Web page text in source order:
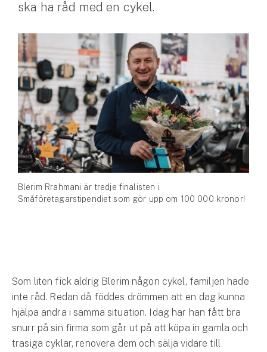
Märkesförsäkringar
Båt
Båtförsäkring
Märkesförsäkringar
Vattenskoterförsäkring
Sportfiskarna
Djur
Kattförsäkring
Djurförsäkring
Hem & hus
Blerim Rrahmani är tredje finalisten i
Småföretagarstipendiet som gör upp om 100 000 kronor!
ska ha råd med en cykel.
Som liten fick aldrig Blerim någon cykel, familjen hade
inte råd. Redan då föddes drömmen att en dag kunna
hjälpa andra i samma situation. Idag har han fått bra
snurr på sin firma som går ut på att köpa in gamla och
trasiga cyklar, renovera dem och sälja vidare till